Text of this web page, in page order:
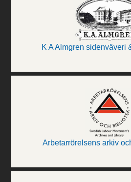
K A Almgren sidenväveri
Arbetarrörelsens arkiv